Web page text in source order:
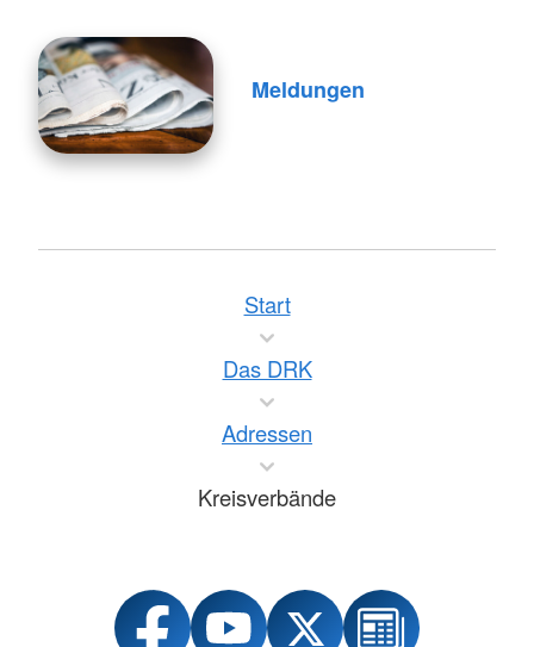
Meldungen
Start
Das DRK
Adressen
Kreisverbände